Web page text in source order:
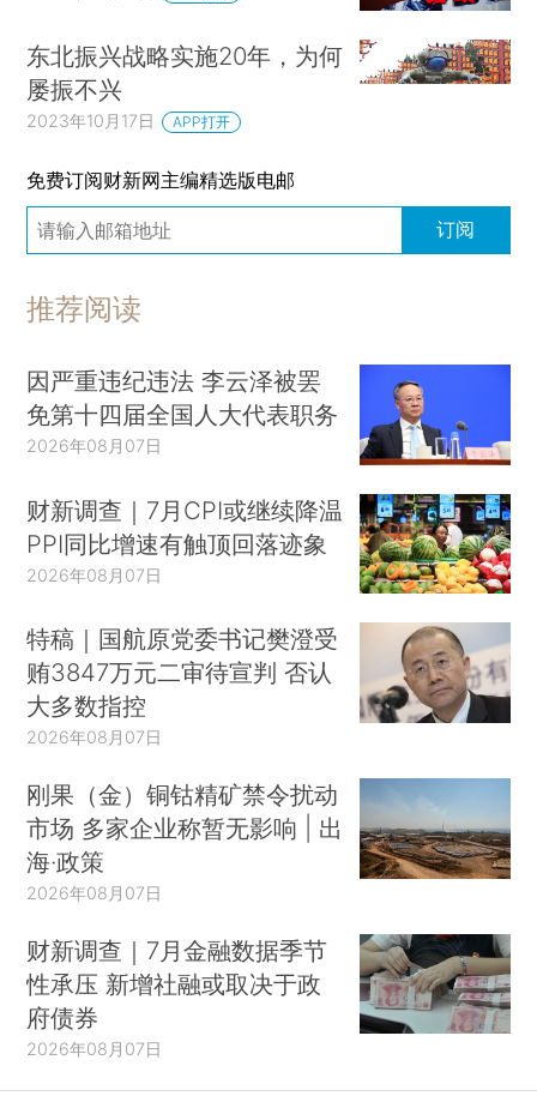
东北振兴战略实施20年，为何
屡振不兴
2023年10月17日 APP打开
免费订阅财新网主编精选版电邮
订阅
推荐阅读
因严重违纪违法 李云泽被罢
免第十四届全国人大代表职务
2026年08月07日
财新调查｜7月CPI或继续降温
PPI同比增速有触顶回落迹象
2026年08月07日
特稿｜国航原党委书记樊澄受
贿3847万元二审待宣判 否认
大多数指控
2026年08月07日
刚果（金）铜钴精矿禁令扰动
市场 多家企业称暂无影响 | 出
海·政策
2026年08月07日
财新调查｜7月金融数据季节
性承压 新增社融或取决于政
府债券
2026年08月07日